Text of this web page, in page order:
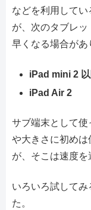
などを利用して
が、次のタブレ
早くなる場合があ
iPad mini 2
iPad Air 2
サブ端末として
や大きさに初め
が、そこは速度を
いろいろ試して
た。